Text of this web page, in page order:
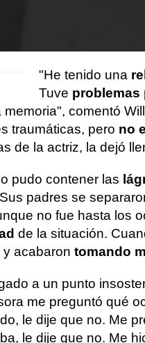
"He tenido una
Tuve problemas
memoria", comentó
traumáticas, pero no
de la actriz, la dejó
pudo contener las
padres se
no fue hasta los
de la situación.
acabaron tomando
a un punto
me preguntó qué
le dije que no. Me
le dije que no. Me